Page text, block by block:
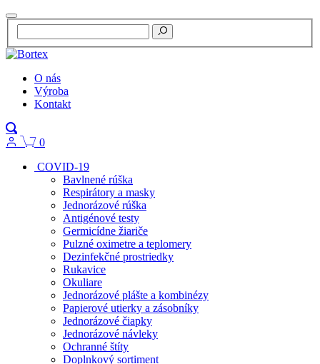
O nás
Výroba
Kontakt
0
COVID-19
Bavlnené rúška
Respirátory a masky
Jednorázové rúška
Antigénové testy
Germicídne žiariče
Pulzné oximetre a teplomery
Dezinfekčné prostriedky
Rukavice
Okuliare
Jednorázové plášte a kombinézy
Papierové utierky a zásobníky
Jednorázové čiapky
Jednorázové návleky
Ochranné štíty
Doplnkový sortiment